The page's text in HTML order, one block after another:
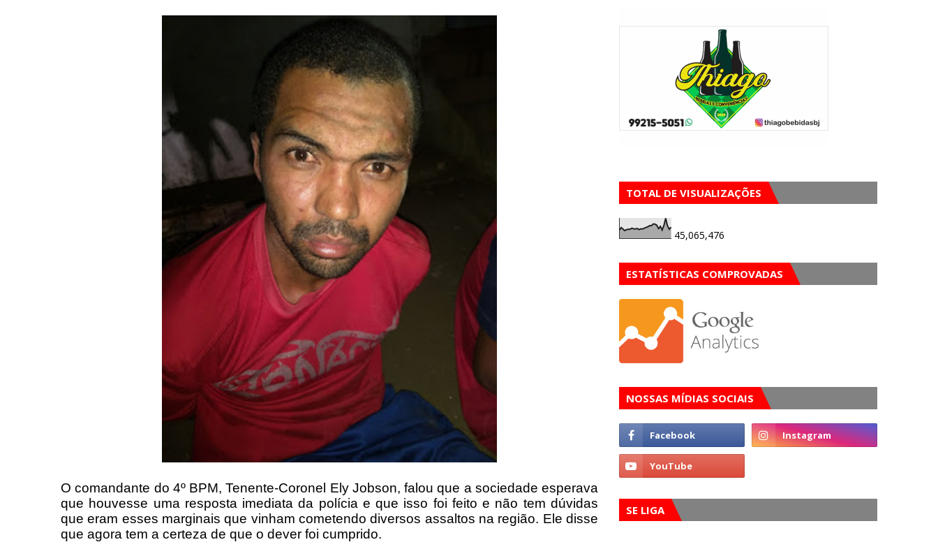
O comandante do 4º BPM, Tenente-Coronel Ely Jobson, falou que a sociedade esperava
que houvesse uma resposta imediata da polícia e que isso foi feito e não tem dúvidas
que eram esses marginais que vinham cometendo diversos assaltos na região. Ele disse
que agora tem a certeza de que o dever foi cumprido.
TOTAL DE VISUALIZAÇÕES
45,065,476
ESTATÍSTICAS COMPROVADAS
NOSSAS MÍDIAS SOCIAIS
SE LIGA